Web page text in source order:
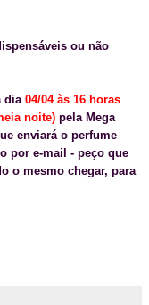
ou não
dia 04/04 às 16 horas
noite) pela Mega
enviará o perfume
por e-mail - peço que
o mesmo chegar, para